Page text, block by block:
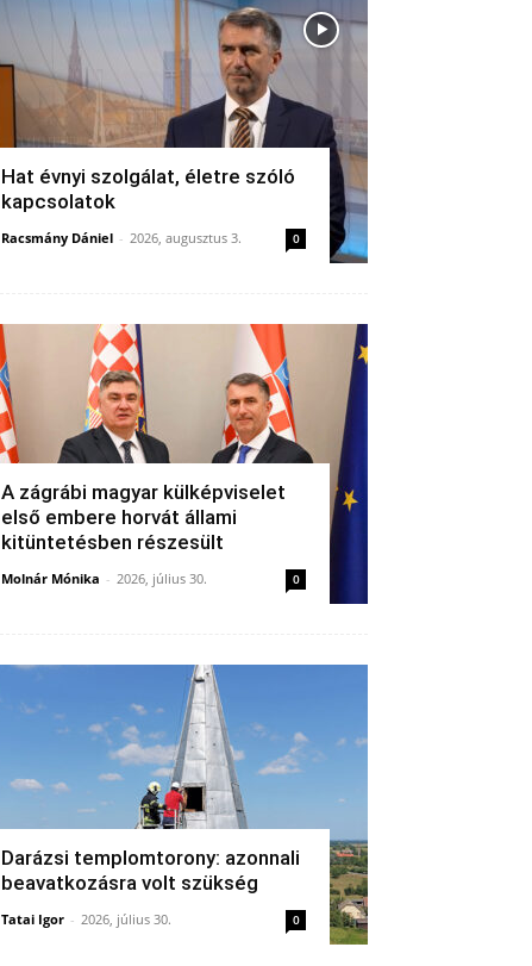
Hat évnyi szolgálat, életre szóló
kapcsolatok
Racsmány Dániel - 2026, augusztus 3. 0
A zágrábi magyar külképviselet
első embere horvát állami
kitüntetésben részesült
Molnár Mónika - 2026, július 30. 0
Darázsi templomtorony: azonnali
beavatkozásra volt szükség
Tatai Igor - 2026, július 30. 0